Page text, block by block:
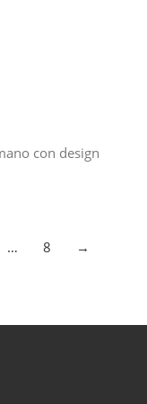
con design
… 8 →